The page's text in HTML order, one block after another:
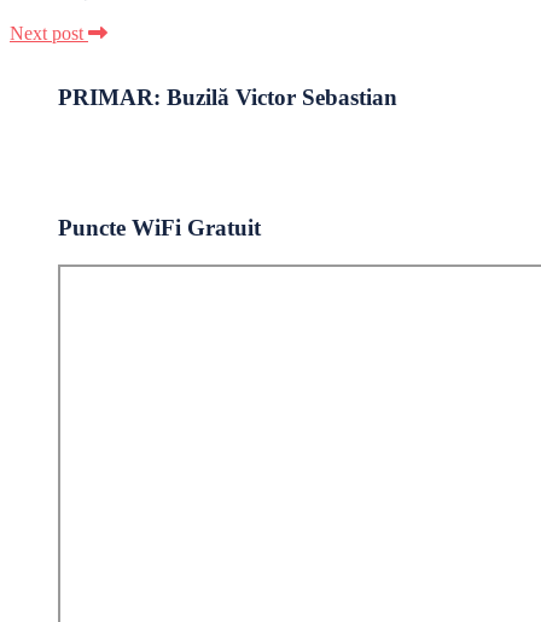
Next post
PRIMAR: Buzilă Victor Sebastian
Puncte WiFi Gratuit